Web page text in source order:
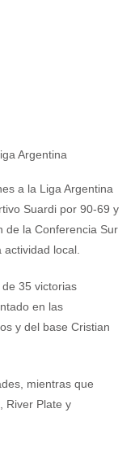
a la Liga Argentina
Suardi por 90-69 y
de la Conferencia Sur
local.
35 victorias
en las
y del base Cristian
mientras que
River Plate y